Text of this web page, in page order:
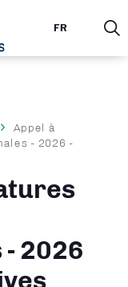
FR
Appel à
- 2026 -
2026